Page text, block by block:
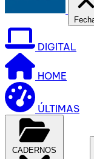
DIGITAL
HOME
ÚLTIMAS
CADERNOS